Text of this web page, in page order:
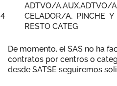
4
ADTVO/A.AUX.ADTVO/
CELADOR/A, PINCHE Y
RESTO CATEG
De momento, el SAS no ha
contratos por centros o
desde SATSE seguiremos